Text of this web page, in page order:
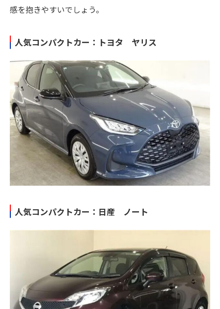
感を抱きやすいでしょう。
人気コンパクトカー：トヨタ ヤリス
人気コンパクトカー：日産 ノート